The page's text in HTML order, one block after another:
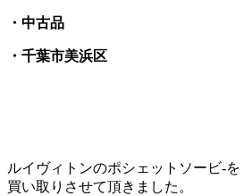
・中古品
・千葉市美浜区
ルイヴィトンのポシェットソービ-を
買い取りさせて頂きました。